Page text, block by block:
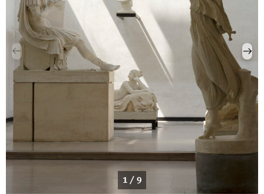
1 / 9